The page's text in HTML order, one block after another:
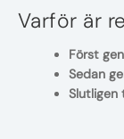
Varför är
Först
Sedan
Slutligen